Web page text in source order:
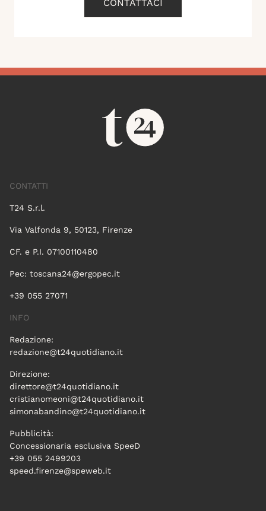
CONTATTACI
CONTATTI
T24 S.r.l.
Via Valfonda 9, 50123, Firenze
CF. e P.I. 07100110480
Pec: toscana24@ergopec.it
+39 055 27071
INFO
Redazione:
redazione@t24quotidiano.it
Direzione:
direttore@t24quotidiano.it
cristianomeoni@t24quotidiano.it
simonabandino@t24quotidiano.it
Pubblicità:
Concessionaria esclusiva SpeeD
+39 055 2499203
speed.firenze@speweb.it